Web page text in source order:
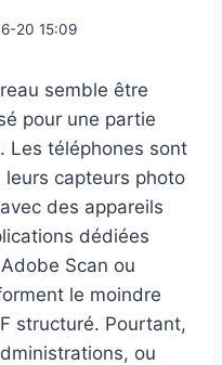
20 15:09
semble être
pour une partie
Les téléphones sont
leurs capteurs photo
des appareils
dédiées
Scan ou
le moindre
structuré. Pourtant,
ou